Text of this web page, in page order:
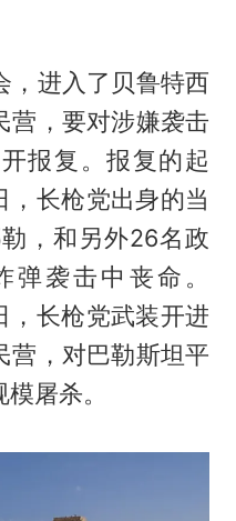
，进入了贝鲁特西
营，要对涉嫌袭击
报复。报复的起
，长枪党出身的当
，和另外26名政
袭击中丧命。
，长枪党武装开进
营，对巴勒斯坦平
屠杀。